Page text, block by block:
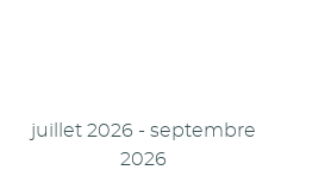
juillet 2026 - septembre
2026